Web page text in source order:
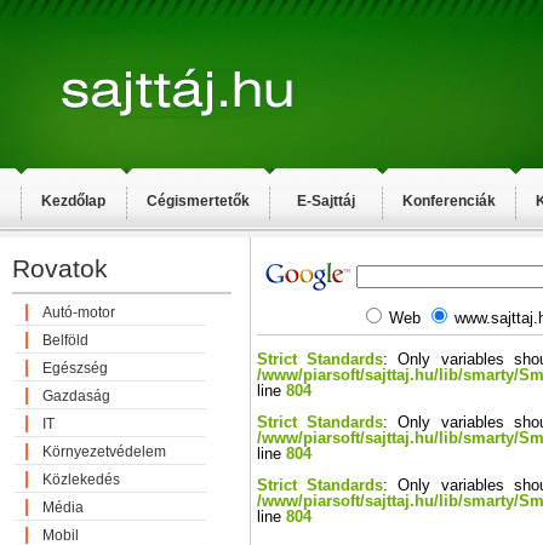
Kezdőlap Cégismertetők E-Sajttáj Konferenciák
Rovatok
Autó-motor
Belföld
Egészség
Gazdaság
IT
Környezetvédelem
Közlekedés
Média
Mobil
Web
Strict Standards: Only variables
/www/piarsoft/sajttaj.hu/lib/smarty/
line 804
Strict Standards: Only variables
/www/piarsoft/sajttaj.hu/lib/smarty/
line 804
Strict Standards: Only variables
/www/piarsoft/sajttaj.hu/lib/smarty/
line 804